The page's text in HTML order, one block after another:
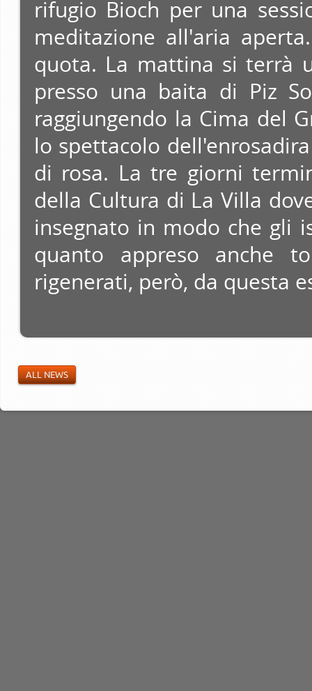
rifugio Bioch per una
meditazione all'aria
quota. La mattina si terrà
presso una baita di Piz
raggiungendo la Cima del
lo spettacolo
di rosa. La tre giorni
della Cultura di La Villa
insegnato in modo che gli
quanto appreso anche
rigenerati, però, da questa
ALL NEWS